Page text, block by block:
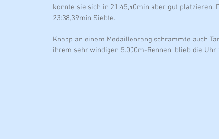
konnte sie sich in 21:45,40min aber gut platzieren.
23:38,39min Siebte.
Knapp an einem Medaillenrang schrammte auch
ihrem sehr windigen 5.000m-Rennen blieb die Uhr